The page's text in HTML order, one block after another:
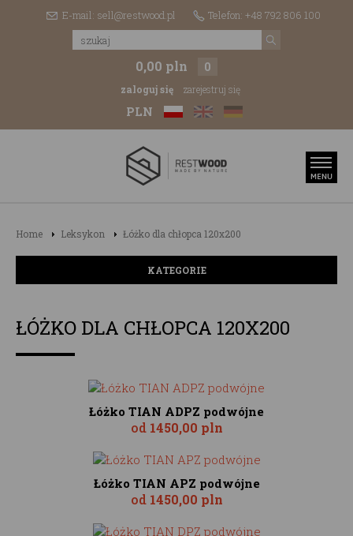
E-mail: sell@restwood.pl Telefon: +48 792 806 100
0,00 pln 0
zaloguj się zarejestruj się
PLN
Home Leksykon Łóżko dla chłopca 120x200
KATEGORIE
ŁÓŻKO DLA CHŁOPCA 120X200
Łóżko TIAN ADPZ podwójne
od 1450,00 pln
Łóżko TIAN APZ podwójne
od 1450,00 pln